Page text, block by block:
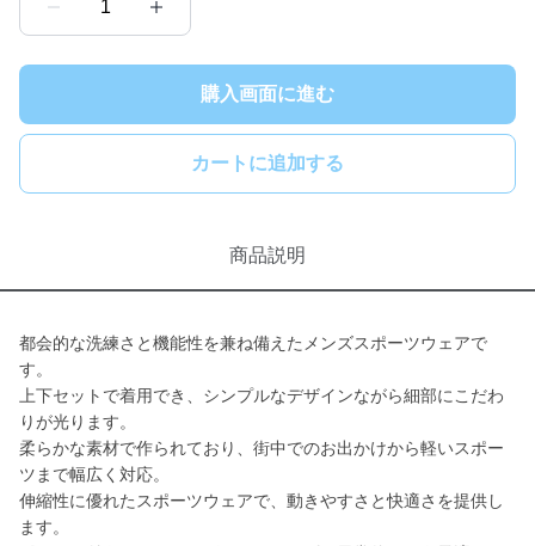
1
購入画面に進む
カートに追加する
商品説明
都会的な洗練さと機能性を兼ね備えたメンズスポーツウェアで
す。
上下セットで着用でき、シンプルなデザインながら細部にこだわ
りが光ります。
柔らかな素材で作られており、街中でのお出かけから軽いスポー
ツまで幅広く対応。
伸縮性に優れたスポーツウェアで、動きやすさと快適さを提供し
ます。